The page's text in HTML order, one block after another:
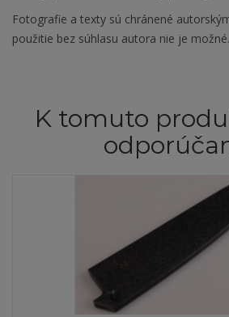
Fotografie a texty sú chránené
použitie bez súhlasu autora nie je možné.
K tomuto